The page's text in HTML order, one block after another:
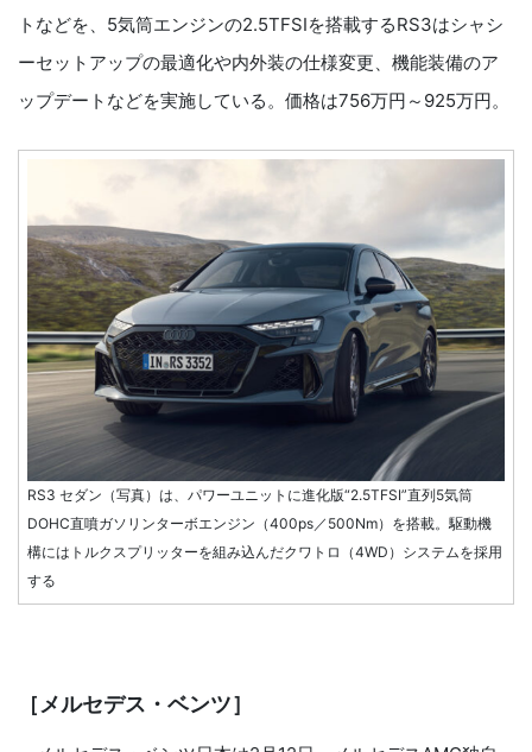
トなどを、5気筒エンジンの2.5TFSIを搭載するRS3はシャシ
ーセットアップの最適化や内外装の仕様変更、機能装備のア
ップデートなどを実施している。価格は756万円～925万円。
RS3 セダン（写真）は、パワーユニットに進化版“2.5TFSI”直列5気筒
DOHC直噴ガソリンターボエンジン（400ps／500Nm）を搭載。駆動機
構にはトルクスプリッターを組み込んだクワトロ（4WD）システムを採用
する
［メルセデス・ベンツ］